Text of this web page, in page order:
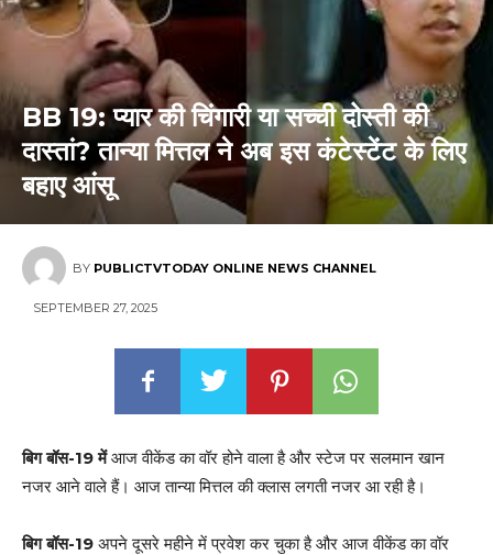
BB 19: प्यार की चिंगारी या सच्ची दोस्ती की
दास्तां? तान्या मित्तल ने अब इस कंटेस्टेंट के लिए
बहाए आंसू
BY PUBLICTVTODAY ONLINE NEWS CHANNEL
SEPTEMBER 27, 2025
बिग बॉस-19 मेंआज वीकेंड का वॉर होने वाला है और स्टेज पर सलमान खान
नजर आने वाले हैं। आज तान्या मित्तल की क्लास लगती नजर आ रही है।
बिग बॉस-19 अपने दूसरे महीने में प्रवेश कर चुका है और आज वीकेंड का वॉर